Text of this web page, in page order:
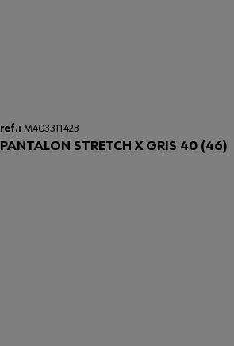
ref.: M403311423
PANTALON STRETCH X GRIS 40 (46)